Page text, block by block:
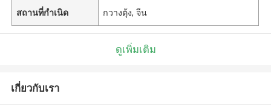
สถานที่กำเนิด กวางตุ้ง, จีน
ดูเพิ่มเติม
เกี่ยวกับเรา